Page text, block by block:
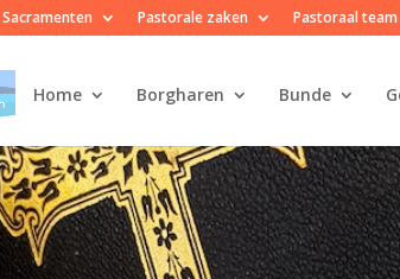
Sacramenten Pastorale zaken Pastoraal team
Home Borgharen Bunde